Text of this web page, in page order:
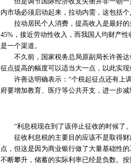
内市场必须启动起来，拉动内需，这包括个
拉动居民个人消费，提高收入是最好的
45%，接近劳动性收入，而我国人均财产
是一个渠道。
不久前，国家税务总局原副局长许善达
征点提高的幅度可以适当大一点，以此实
许善达明确表示：“个税起征点还有上调
府要增加教育、医疗等公共开支，进一步
“利息税现在到了该停止征收的时候了。
征收利息税的主要目的应该不是取得财
点，但这是因为商业银行做了大量基础性
不断攀升，储蓄的实际利率已经是负数。